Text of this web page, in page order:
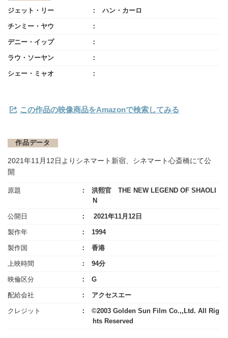
ジェット・リー ハン・カーロ
チンミー・ヤウ
デニー・イップ
ラウ・ソーヤン
シェー・ミャオ
この作品の映像商品をAmazonで検索してみる
作品データ
2021年11月12日よりシネマート新宿、シネマート心斎橋にて公
開
原題
洪熙官 THE NEW LEGEND OF SHAOLI
N
公開日 2021年11月12日
製作年 1994
製作国 香港
上映時間 94分
映倫区分 G
配給会社 アクセスエー
クレジット
©2003 Golden Sun Film Co.,,Ltd. All Rig
hts Reserved